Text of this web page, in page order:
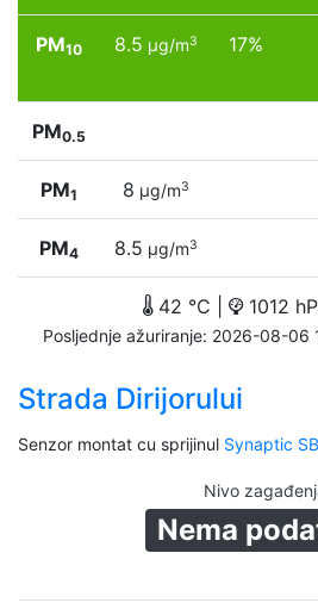
PM10 8.5 µg/m3 17%
PM0.5
PM1 8 µg/m3
PM4 8.5 µg/m3
42 °C | 1012
Posljednje ažuriranje: 2026-08-06
Strada Dirijorului
Senzor montat cu sprijinul Synaptic
Nivo
Nema